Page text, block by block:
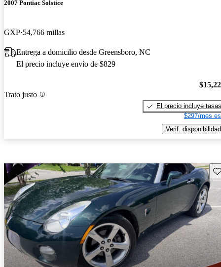
2007 Pontiac Solstice
GXP 54,766 millas
Entrega a domicilio desde Greensboro, NC
El precio incluye envío de $829
Trato justo
El precio incluye tasas
$297/mes
Verif. disponibilidad